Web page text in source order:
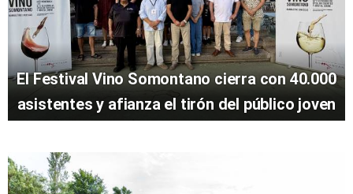
El Festival Vino Somontano cierra con 40.000
asistentes y afianza el tirón del público joven